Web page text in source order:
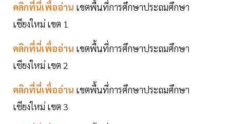
คลิกที่นี่เพื่ออ่าน เขตพื้นที่การศึกษาประถมศึกษา
เชียงใหม่ เขต 1
คลิกที่นี่เพื่ออ่าน เขตพื้นที่การศึกษาประถมศึกษา
เชียงใหม่ เขต 2
คลิกที่นี่เพื่ออ่าน เขตพื้นที่การศึกษาประถมศึกษา
เชียงใหม่ เขต 3